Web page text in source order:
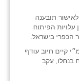
תובענה
עלויות הפיתוח
הכפרי בישראל.
קיים חיוב עודף
בנחלו, עקב